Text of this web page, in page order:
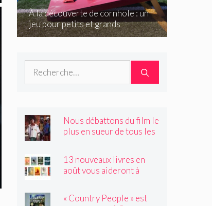
À la découverte de cornhole : un
jeu pour petits et grands
Rechercher :
Nous débattons du film le
plus en sueur de tous les
13 nouveaux livres en
août vous aideront à
« Country People » est